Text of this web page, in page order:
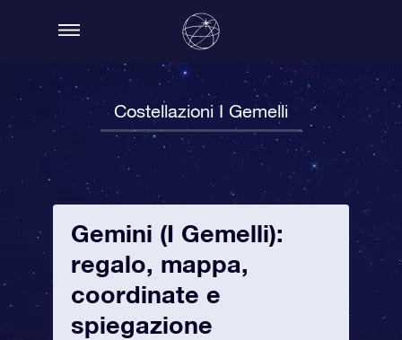
Costellazioni I Gemelli
Gemini (I Gemelli):
regalo, mappa,
coordinate e
spiegazione